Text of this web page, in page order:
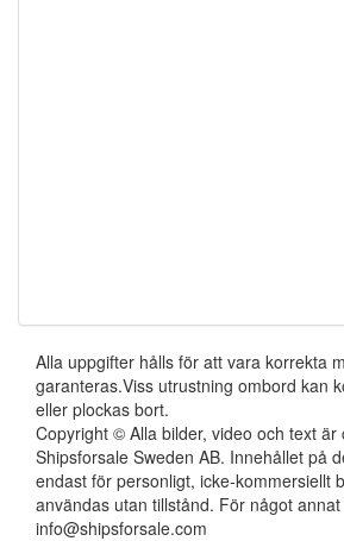
Alla uppgifter hålls för att vara korrekta
garanteras.Viss utrustning ombord kan
eller plockas bort.
Copyright © Alla bilder, video och text
Shipsforsale Sweden AB. Innehållet på
endast för personligt, icke-kommersiellt
användas utan tillstånd. För något
info@shipsforsale.com